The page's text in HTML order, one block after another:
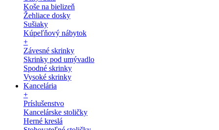
Koše na bielizeň
Žehliace dosky
Sušiaky
Kúpeľňový nábytok
+
Závesné skrinky
Skrinky pod umývadlo
Spodné skrinky
Vysoké skrinky
Kancelária
+
Príslušenstvo
Kancelárske stoličky
Herné kreslá